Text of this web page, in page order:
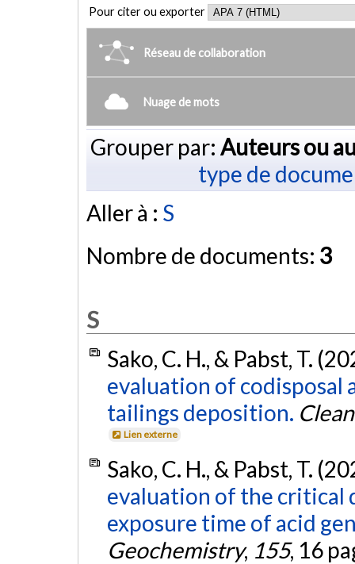
Pour citer ou exporter
Réseau de collaboration
Nuage de mots
Grouper par: Auteurs ou
type de
Aller à : S
Nombre de documents: 3
S
Sako, C. H., & Pabst, T.
evaluation of codisposal
tailings deposition.
Lien externe
Sako, C. H., & Pabst, T.
evaluation of the critical
exposure time of acid
Geochemistry, 155, 16